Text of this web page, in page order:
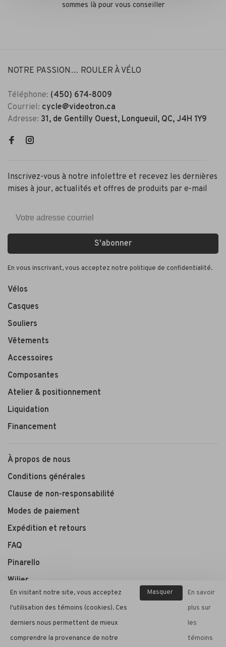
sommes là pour vous conseiller
NOTRE PASSION… ROULER À VÉLO
Téléphone: (450) 674-8009
Courriel: cycle@videotron.ca
Adresse: 31, de Gentilly Ouest, Longueuil, QC, J4H 1Y9
Inscrivez-vous à notre infolettre et recevez les dernières
mises à jour, actualités et offres de produits par e-mail
S'abonner
En vous inscrivant, vous acceptez notre politique de confidentialité.
Vélos
Casques
Souliers
Vêtements
Accessoires
Composantes
Atelier & positionnement
Liquidation
Financement
À propos de nous
Conditions générales
Clause de non-responsabilité
Modes de paiement
Expédition et retours
FAQ
Pinarello
Wilier
André Cycle et Sport
En visitant notre site, vous acceptez
l'utilisation des témoins (cookies). Ces
derniers nous permettent de mieux
comprendre la provenance de notre
Masquer
En savoir
plus sur
les
témoins